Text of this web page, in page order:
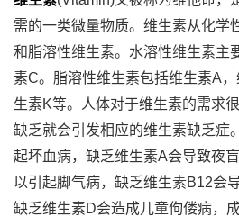
需的一类微量物质。维生素从化学
和脂溶性维生素。水溶性维生素主
素C。脂溶性维生素包括维生素A
生素K等。人体对于维生素的需求
缺乏就会引发相应的维生素缺乏症
起坏血病，缺乏维生素A会导致夜
以引起脚气病，缺乏维生素B12会
缺乏维生素D会造成儿童佝偻病，